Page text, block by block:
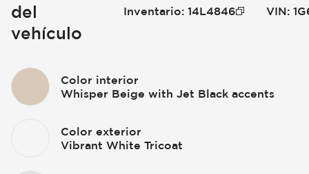
del
vehículo
Inventario: 14L4846 VIN:
Color interior
Whisper Beige with Jet Black accents
Color exterior
Vibrant White Tricoat